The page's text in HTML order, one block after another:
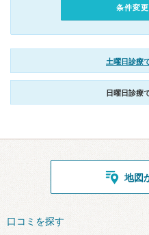
条件変
土曜日診療
日曜日診療
地図
口コミを探す